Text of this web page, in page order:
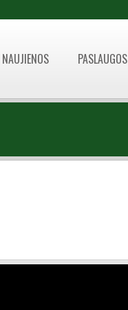
NAUJIENOS PASLAUGOS